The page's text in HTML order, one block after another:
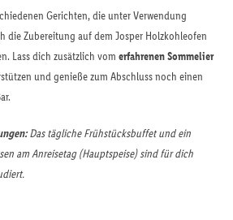
Gerichten, die unter Verwendung
die Zubereitung auf dem Josper Holzkohleofen
Lass dich zusätzlich vom erfahrenen Sommelier
und genieße zum Abschluss noch einen
Das tägliche Frühstücksbuffet und ein
am Anreisetag (Hauptspeise) sind für dich